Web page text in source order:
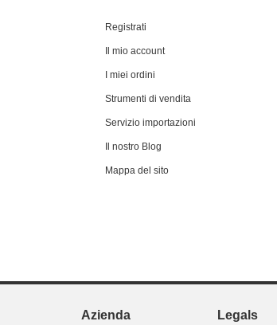
Registrati
Il mio account
I miei ordini
Strumenti di vendita
Servizio importazioni
Il nostro Blog
Mappa del sito
Azienda Legals